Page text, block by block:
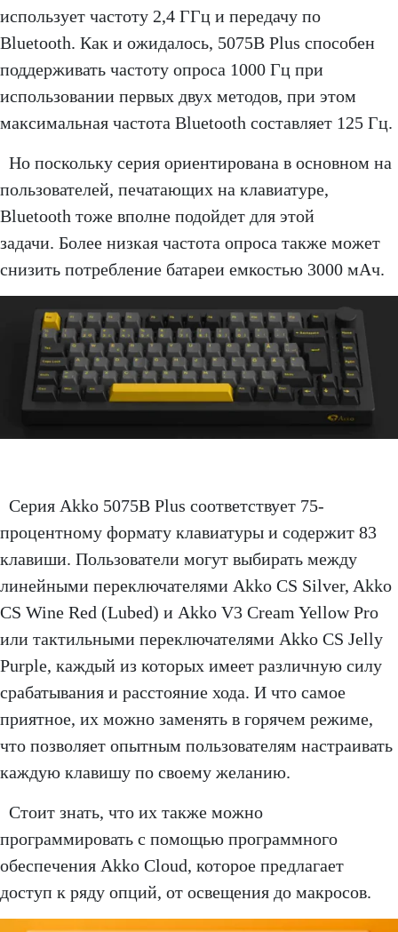
использует частоту 2,4 ГГц и передачу по
Bluetooth. Как и ожидалось, 5075B Plus способен
поддерживать частоту опроса 1000 Гц при
использовании первых двух методов, при этом
максимальная частота Bluetooth составляет 125 Гц.
Но поскольку серия ориентирована в основном на
пользователей, печатающих на клавиатуре,
Bluetooth тоже вполне подойдет для этой
задачи. Более низкая частота опроса также может
снизить потребление батареи емкостью 3000 мАч.
Серия Akko 5075B Plus соответствует 75-
процентному формату клавиатуры и содержит 83
клавиши. Пользователи могут выбирать между
линейными переключателями Akko CS Silver, Akko
CS Wine Red (Lubed) и Akko V3 Cream Yellow Pro
или тактильными переключателями Akko CS Jelly
Purple, каждый из которых имеет различную силу
срабатывания и расстояние хода. И что самое
приятное, их можно заменять в горячем режиме,
что позволяет опытным пользователям настраивать
каждую клавишу по своему желанию.
Стоит знать, что их также можно
программировать с помощью программного
обеспечения Akko Cloud, которое предлагает
доступ к ряду опций, от освещения до макросов.